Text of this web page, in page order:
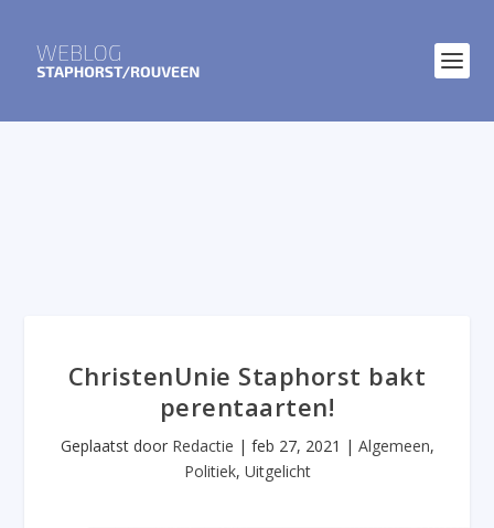
ChristenUnie Staphorst bakt
perentaarten!
Geplaatst door Redactie | feb 27, 2021 | Algemeen,
Politiek, Uitgelicht